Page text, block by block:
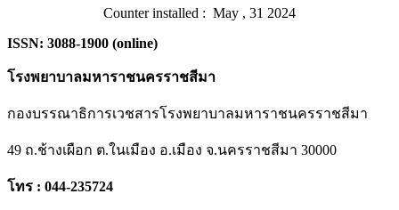
Counter installed : May , 31 2024
ISSN: 3088-1900 (online)
โรงพยาบาลมหาราชนครราชสีมา
กองบรรณาธิการเวชสารโรงพยาบาลมหาราชนครราชสีมา
49 ถ.ช้างเผือก ต.ในเมือง อ.เมือง จ.นครราชสีมา 30000
โทร : 044-235724